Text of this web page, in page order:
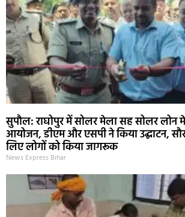
सुपौल: राघोपुर में सोलर मेला सह सोलर लोन
आयोजन, डीएम और एसपी ने किया उद्घाटन,
लिए लोगों को किया जागरूक
News Express Bihar